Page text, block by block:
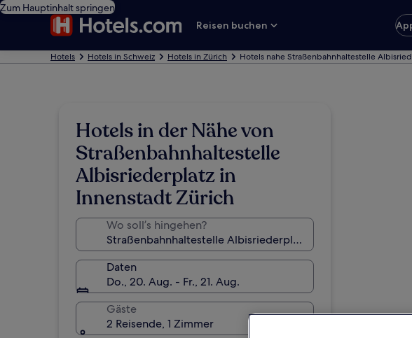
Zum Hauptinhalt springen
Reisen buchen
Hotels Hotels in Schweiz Hotels in Zürich Hotels nahe Straßenbahnhaltestelle
Hotels in der Nähe von
Straßenbahnhaltestelle
Albisriederplatz in
Innenstadt Zürich
Wo soll’s hingehen?
Daten
Do., 20. Aug. - Fr., 21. Aug.
Gäste
2 Reisende, 1 Zimmer